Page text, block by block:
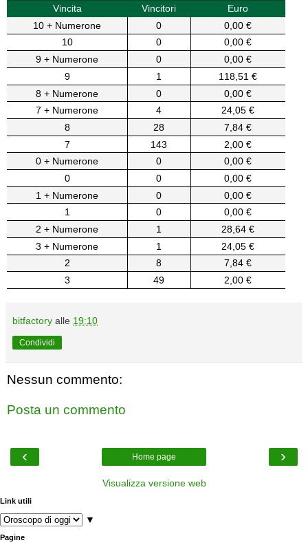
Vincita Vincitori
Euro
10 + Numerone
0
0,00 €
10
0
0,00 €
9 + Numerone
0
0,00 €
9
1
118,51 €
8 + Numerone
0
0,00 €
7 + Numerone
4
24,05 €
8
28
7,84 €
7
143
2,00 €
0 + Numerone
0
0,00 €
0
0
0,00 €
1 + Numerone
0
0,00 €
1
0
0,00 €
2 + Numerone
1
28,64 €
3 + Numerone
1
24,05 €
2
8
7,84 €
3
49 2,00 €
bitfactory alle 19:10
Condividi
Nessun commento:
Posta un commento
‹ ›
Home page
Visualizza versione web
Link utili
▼
Pagine